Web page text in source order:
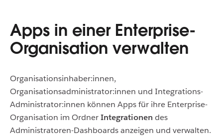
Apps in einer Enterprise-
Organisation verwalten
Organisationsinhaber:innen,
Organisationsadministrator:innen und Integrations-
Administrator:innen können Apps für ihre Enterprise-
Organisation im OrdnerIntegrationen des
Administratoren-Dashboards anzeigen und verwalten.